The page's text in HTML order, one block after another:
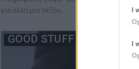
I
I
για άλλη μια σεζόν,…
GOOD STUFF